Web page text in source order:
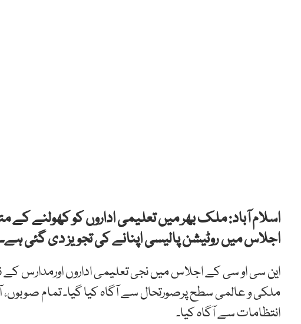
اسلام آباد: ملک بھر میں تعلیمی اداروں کو کھولنے کے
اجلاس میں روٹیشن پالیسی اپنانے کی تجویز دی گئی ہے۔
این سی او سی کے اجلاس میں نجی تعلیمی اداروں اورمدارس
ملکی و عالمی سطح پرصورتحال سے آگاہ کیا گیا۔ تمام
انتظامات سے آگاہ کیا۔